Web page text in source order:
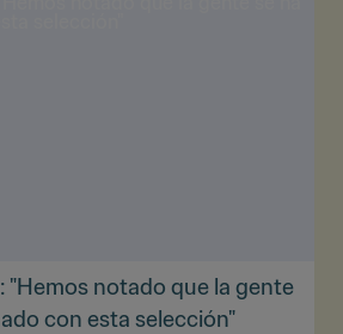
"Hemos notado que la gente
con esta selección"